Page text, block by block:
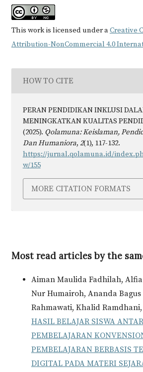
This work is licensed under aCreative
Attribution-NonCommercial 4.0
HOW TO CITE
PERAN PENDIDIKAN INKLUSI
MENINGKATKAN KUALITAS
(2025). Qolamuna: Keislaman,
Dan Humaniora, 2(1), 117-132.
https://jurnal.qolamuna.id/
w/155
MORE CITATION FORMATS
Most read articles by the
Aiman Maulida Fadhilah,
Nur Humairoh, Ananda
Rahmawati, Khalid Ramdhani,
HASIL BELAJAR SISWA
PEMBELAJARAN
PEMBELAJARAN BERBASIS
DIGITAL PADA MATERI